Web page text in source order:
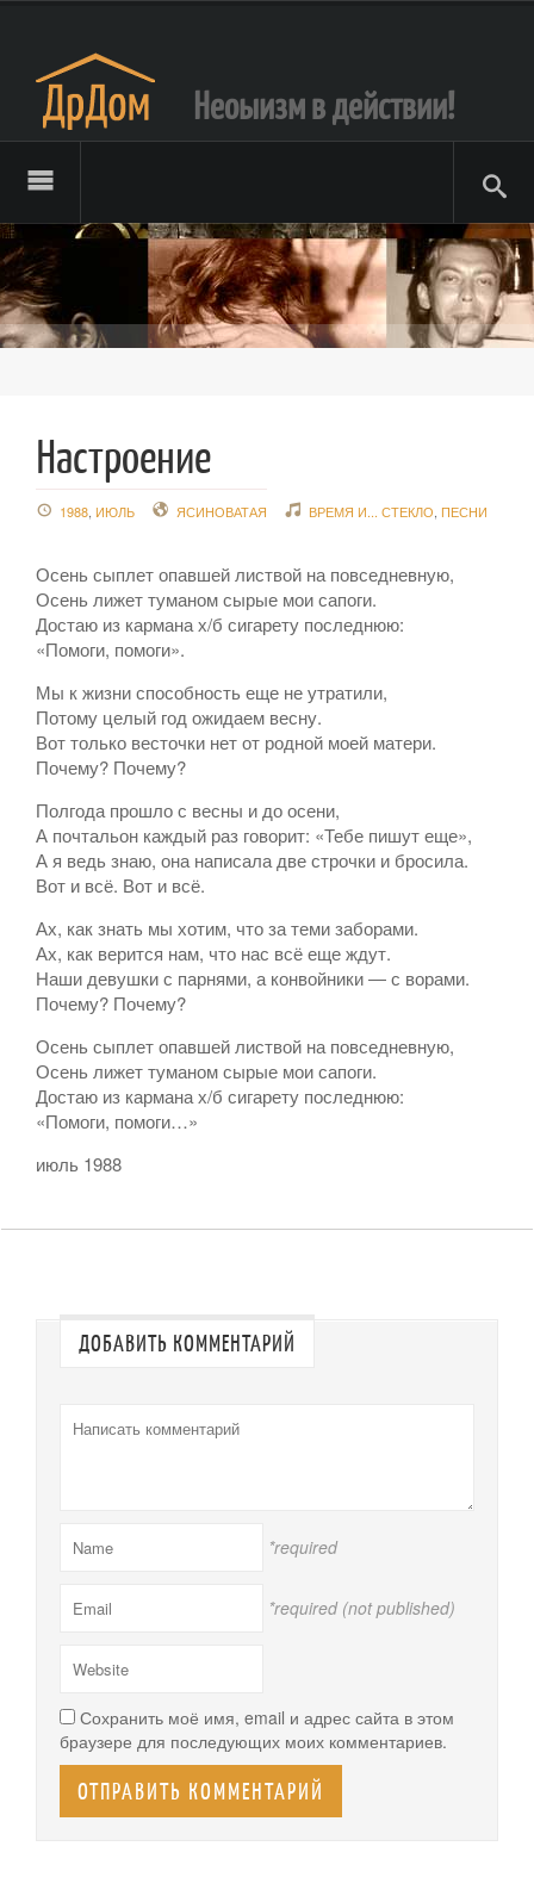
Неоыизм в действии!
Настроение
1988 ИЮЛЬ ЯСИНОВАТАЯ ВРЕМЯ И... СТЕКЛО ПЕСНИ
Осень сыплет опавшей листвой на повседневную,
Осень лижет туманом сырые мои сапоги.
Достаю из кармана х/б сигарету последнюю:
«Помоги, помоги».
Мы к жизни способность еще не утратили,
Потому целый год ожидаем весну.
Вот только весточки нет от родной моей матери.
Почему? Почему?
Полгода прошло с весны и до осени,
А почтальон каждый раз говорит: «Тебе пишут еще»,
А я ведь знаю, она написала две строчки и бросила.
Вот и всё. Вот и всё.
Ах, как знать мы хотим, что за теми заборами.
Ах, как верится нам, что нас всё еще ждут.
Наши девушки с парнями, а конвойники ― с ворами.
Почему? Почему?
Осень сыплет опавшей листвой на повседневную,
Осень лижет туманом сырые мои сапоги.
Достаю из кармана х/б сигарету последнюю:
«Помоги, помоги…»
июль 1988
ДОБАВИТЬ КОММЕНТАРИЙ
*required
*required (not published)
Сохранить моё имя, email и адрес сайта в этом
браузере для последующих моих комментариев.